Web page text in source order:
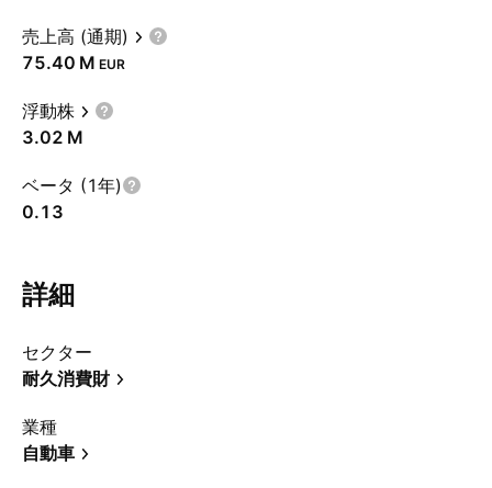
売上高 (通期)
‪75.40 M‬ EUR
浮動株
‪3.02 M‬
ベータ (1年)
0.13
詳細
セクター
耐久消費財
業種
自動車